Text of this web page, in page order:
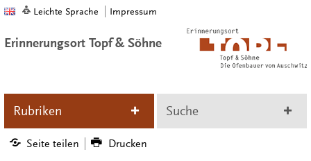
Leichte Sprache Impressum
Erinnerungsort Topf & Söhne
Rubriken Suche
Seite teilen Drucken